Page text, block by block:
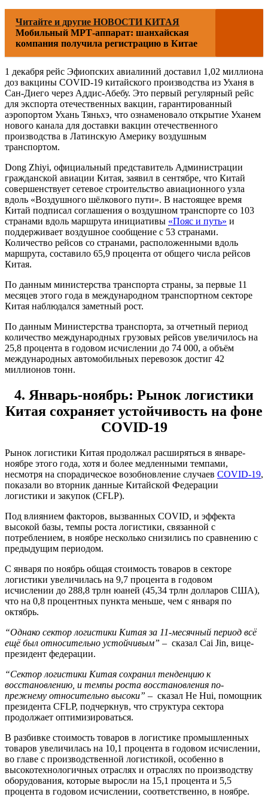
Читайте и другие НОВОСТИ КИТАЯ
Мобильный МРТ-аппарат: шанхайская
компания получила регистрацию в Китае
1 декабря рейс Эфиопских авиалиний доставил 1,02 миллиона
доз вакцины COVID-19 китайского производства из Уханя в
Сан-Диего через Аддис-Абебу. Это первый регулярный рейс
для экспорта отечественных вакцин, гарантированный
аэропортом Ухань Тяньхэ, что ознаменовало открытие Уханем
нового канала для доставки вакцин отечественного
производства в Латинскую Америку воздушным
транспортом.
Dong Zhiyi, официальный представитель Администрации
гражданской авиации Китая, заявил в сентябре, что Китай
совершенствует сетевое строительство авиационного узла
вдоль «Воздушного шёлкового пути». В настоящее время
Китай подписал соглашения о воздушном транспорте со 103
странами вдоль маршрута инициативы «Пояс и путь» и
поддерживает воздушное сообщение с 53 странами.
Количество рейсов со странами, расположенными вдоль
маршрута, составило 65,9 процента от общего числа рейсов
Китая.
По данным министерства транспорта страны, за первые 11
месяцев этого года в международном транспортном секторе
Китая наблюдался заметный рост.
По данным Министерства транспорта, за отчетный период
количество международных грузовых рейсов увеличилось на
25,8 процента в годовом исчислении до 74 000, а объём
международных автомобильных перевозок достиг 42
миллионов тонн.
4. Январь-ноябрь: Рынок логистики
Китая сохраняет устойчивость на фоне
COVID-19
Рынок логистики Китая продолжал расширяться в январе-
ноябре этого года, хотя и более медленными темпами,
несмотря на спорадическое возобновление случаев COVID-19,
показали во вторник данные Китайской Федерации
логистики и закупок (CFLP).
Под влиянием факторов, вызванных COVID, и эффекта
высокой базы, темпы роста логистики, связанной с
потреблением, в ноябре несколько снизились по сравнению с
предыдущим периодом.
С января по ноябрь общая стоимость товаров в секторе
логистики увеличилась на 9,7 процента в годовом
исчислении до 288,8 трлн юаней (45,34 трлн долларов США),
что на 0,8 процентных пункта меньше, чем с января по
октябрь.
“Однако сектор логистики Китая за 11-месячный период всё
ещё был относительно устойчивым” – сказал Cai Jin, вице-
президент федерации.
“Сектор логистики Китая сохранил тенденцию к
восстановлению, и темпы роста восстановления по-
прежнему относительно высоки” – сказал He Hui, помощник
президента CFLP, подчеркнув, что структура сектора
продолжает оптимизироваться.
В разбивке стоимость товаров в логистике промышленных
товаров увеличилась на 10,1 процента в годовом исчислении,
во главе с производственной логистикой, особенно в
высокотехнологичных отраслях и отраслях по производству
оборудования, которые выросли на 15,1 процента и 5,5
процента в годовом исчислении, соответственно, в ноябре.